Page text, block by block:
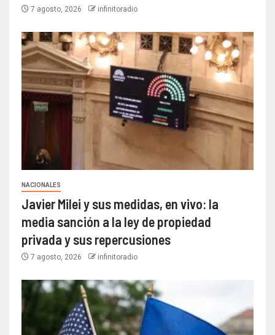
7 agosto, 2026 infinitoradio
NACIONALES
Javier Milei y sus medidas, en vivo: la
media sanción a la ley de propiedad
privada y sus repercusiones
7 agosto, 2026 infinitoradio